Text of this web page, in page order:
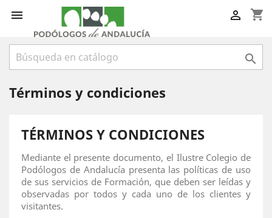
 shopping_cart


Términos y condiciones
TÉRMINOS Y CONDICIONES
Mediante el presente documento, el Ilustre Colegio de
Podólogos de Andalucía presenta las políticas de uso
de sus servicios de Formación, que deben ser leídas y
observadas por todos y cada uno de los clientes y
visitantes.